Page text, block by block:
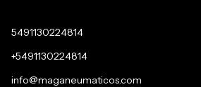
5491130224814
+5491130224814
info@maganeumaticos.com